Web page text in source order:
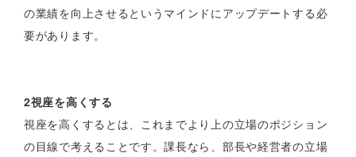
の業績を向上させるというマインドにアップデートする必
要があります。
2視座を高くする
視座を高くするとは、これまでより上の立場のポジション
の目線で考えることです。課長なら、部長や経営者の立場